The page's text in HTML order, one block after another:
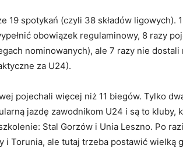
19 spotykań (czyli 38 składów ligowych).
obowiązek regulaminowy, 8 razy
nominowanych), ale 7 razy nie
za U24).
pojechali więcej niż 11 biegów. Tylko
jazdę zawodnikom U24 i są to kluby,
Stal Gorzów i Unia Leszno. Po
i Torunia, ale tutaj trzeba postawić wielką